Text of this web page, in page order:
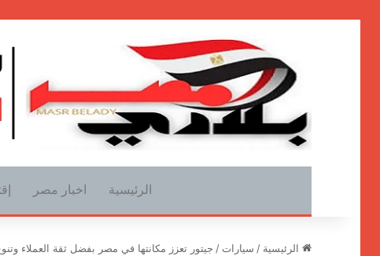
الرئيسية اخبار مصر
الرئيسية / سيارات / جيتور تعزز مكانتها في مصر بفضل ثقة العملاء